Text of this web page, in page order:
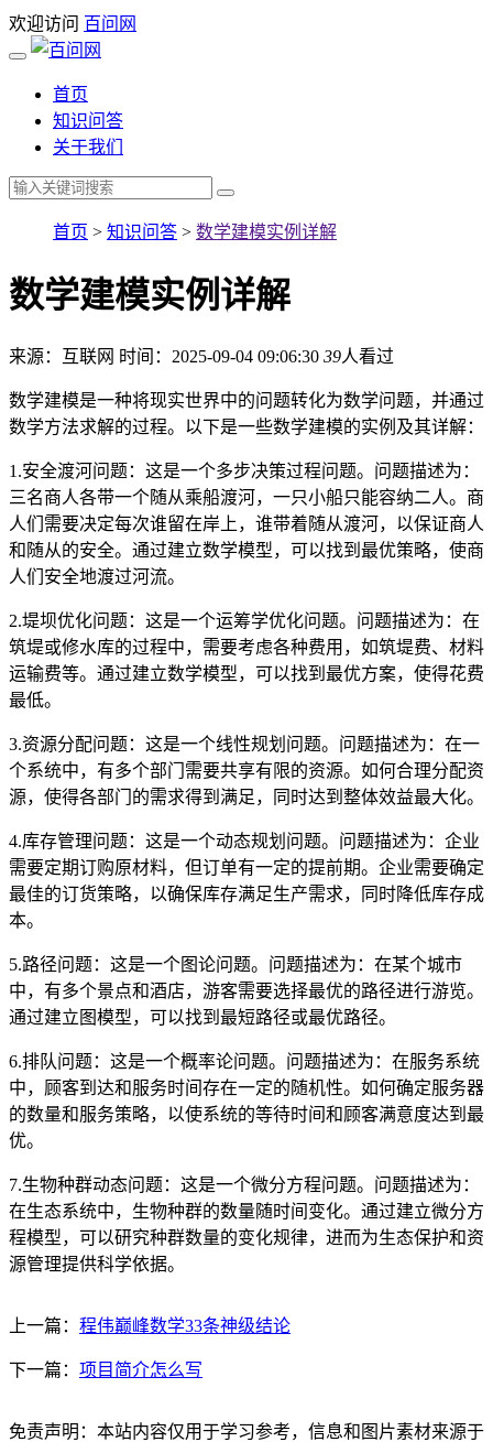
欢迎访问 百问网
首页
知识问答
关于我们
首页 > 知识问答 > 数学建模实例详解
数学建模实例详解
来源：互联网 时间：2025-09-04 09:06:30 39人看过
数学建模是一种将现实世界中的问题转化为数学问题，并通过
数学方法求解的过程。以下是一些数学建模的实例及其详解：
1.安全渡河问题：这是一个多步决策过程问题。问题描述为：
三名商人各带一个随从乘船渡河，一只小船只能容纳二人。商
人们需要决定每次谁留在岸上，谁带着随从渡河，以保证商人
和随从的安全。通过建立数学模型，可以找到最优策略，使商
人们安全地渡过河流。
2.堤坝优化问题：这是一个运筹学优化问题。问题描述为：在
筑堤或修水库的过程中，需要考虑各种费用，如筑堤费、材料
运输费等。通过建立数学模型，可以找到最优方案，使得花费
最低。
3.资源分配问题：这是一个线性规划问题。问题描述为：在一
个系统中，有多个部门需要共享有限的资源。如何合理分配资
源，使得各部门的需求得到满足，同时达到整体效益最大化。
4.库存管理问题：这是一个动态规划问题。问题描述为：企业
需要定期订购原材料，但订单有一定的提前期。企业需要确定
最佳的订货策略，以确保库存满足生产需求，同时降低库存成
本。
5.路径问题：这是一个图论问题。问题描述为：在某个城市
中，有多个景点和酒店，游客需要选择最优的路径进行游览。
通过建立图模型，可以找到最短路径或最优路径。
6.排队问题：这是一个概率论问题。问题描述为：在服务系统
中，顾客到达和服务时间存在一定的随机性。如何确定服务器
的数量和服务策略，以使系统的等待时间和顾客满意度达到最
优。
7.生物种群动态问题：这是一个微分方程问题。问题描述为：
在生态系统中，生物种群的数量随时间变化。通过建立微分方
程模型，可以研究种群数量的变化规律，进而为生态保护和资
源管理提供科学依据。
上一篇： 程伟巅峰数学33条神级结论
下一篇： 项目简介怎么写
免责声明：本站内容仅用于学习参考，信息和图片素材来源于